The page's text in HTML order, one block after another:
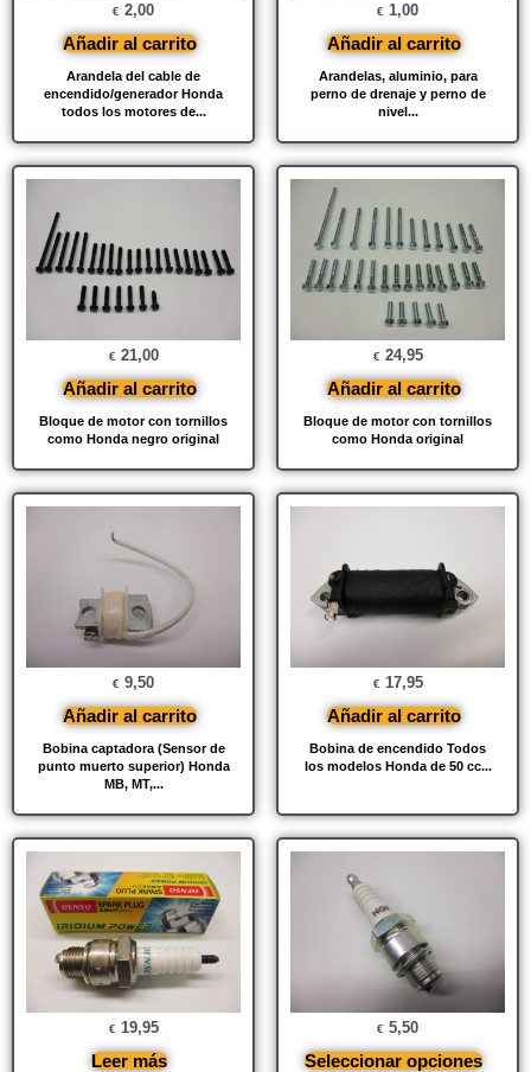
Arandela del cable de
encendido/generador Honda
todos los motores de...
€ 2,00
Añadir al carrito
Arandelas, aluminio, para
perno de drenaje y perno de
nivel...
€ 1,00
Añadir al carrito
Bloque de motor con tornillos
como Honda negro original
€ 21,00
Añadir al carrito
Bloque de motor con tornillos
como Honda original
€ 24,95
Añadir al carrito
Bobina captadora (Sensor de
punto muerto superior) Honda
MB, MT,...
€ 9,50
Añadir al carrito
Bobina de encendido Todos
los modelos Honda de 50 cc...
€ 17,95
Añadir al carrito
€ 19,95
Leer más
€ 5,50
Seleccionar opciones